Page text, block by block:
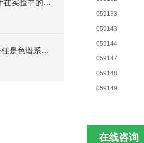
迈隆色谱自动进样针在实验中的注意事项和其他
BIOBASIC液相色谱柱是色谱系统的心脏吗
059133
059143
059144
059147
059148
059149
在线咨询